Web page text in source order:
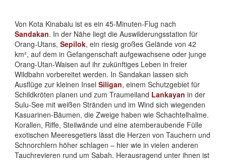
Von Kota Kinabalu ist es ein 45-Minuten-Flug nach
Sandakan. In der Nähe liegt die Auswilderungsstation für
Orang-Utans, Sepilok, ein riesig großes Gelände von 42
km², auf dem in Gefangenschaft aufgewachsene oder junge
Orang-Utan-Waisen auf ihr zukünftiges Leben in freier
Wildbahn vorbereitet werden. In Sandakan lassen sich
Ausflüge zur kleinen Insel Siligan, einem Schutzgebiet für
Schildkröten planen und zum Traumeiland Lankayan in der
Sulu-See mit weißen Stränden und im Wind sich wiegenden
Kasuarinen-Bäumen, die Zweige haben wie Schachtelhalme.
Korallen, Riffe, Steilwände und eine atemberaubende Fülle
exotischen Meeresgetiers lässt die Herzen von Tauchern und
Schnorchlern höher schlagen – hier wie in vielen anderen
Tauchrevieren rund um Sabah. Herausragend unter ihnen ist